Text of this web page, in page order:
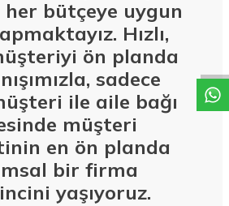
bütçeye uygun
Hızlı,
ön planda
sadece
ile aile bağı
müşteri
en ön planda
bir firma
yaşıyoruz.